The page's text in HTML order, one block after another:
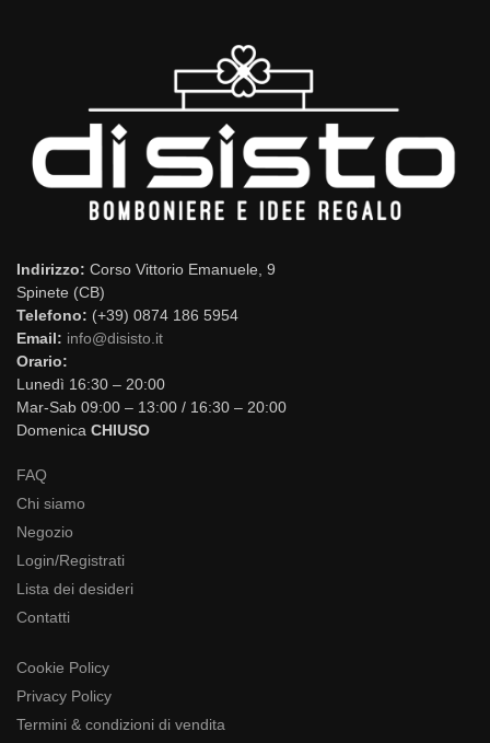
Indirizzo: Corso Vittorio Emanuele, 9
Spinete (CB)
Telefono: (+39) 0874 186 5954
Email: info@disisto.it
Orario:
Lunedì 16:30 – 20:00
Mar-Sab 09:00 – 13:00 / 16:30 – 20:00
Domenica CHIUSO
FAQ
Chi siamo
Negozio
Login/Registrati
Lista dei desideri
Contatti
Cookie Policy
Privacy Policy
Termini & condizioni di vendita